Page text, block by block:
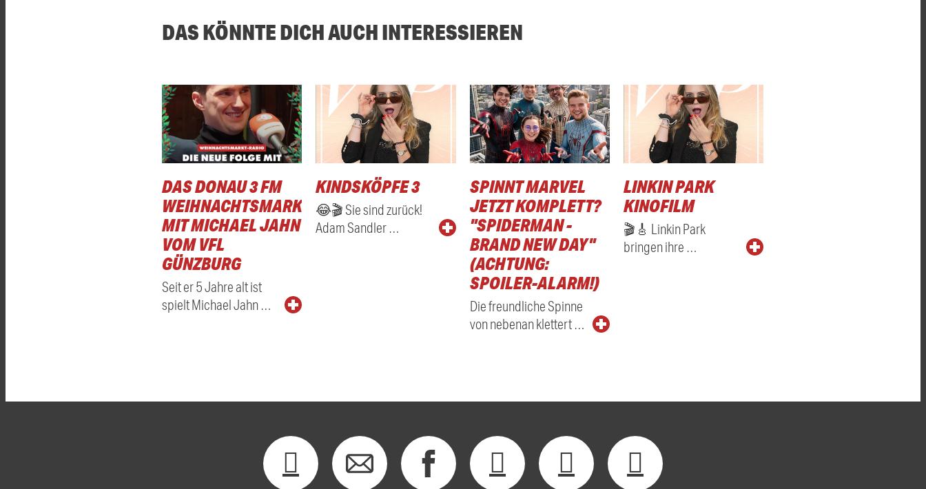
DAS KÖNNTE DICH AUCH INTERESSIEREN
DAS DONAU 3 FM
WEIHNACHTSMARKTRADIO
MIT MICHAEL JAHN
VOM VFL
GÜNZBURG
Seit er 5 Jahre alt ist
spielt Michael Jahn …
KINDSKÖPFE 3
😂🎬 Sie sind zurück!
Adam Sandler …
SPINNT MARVEL
JETZT KOMPLETT?
"SPIDERMAN -
BRAND NEW DAY"
(ACHTUNG:
SPOILER-ALARM!)
Die freundliche Spinne
von nebenan klettert …
LINKIN PARK
KINOFILM
🎬🎸 Linkin Park
bringen ihre …